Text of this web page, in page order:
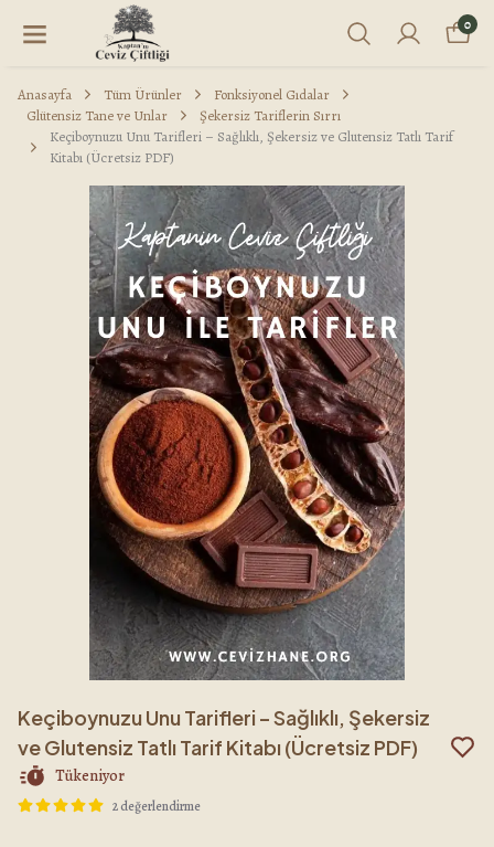
0
Anasayfa Tüm Ürünler
Fonksiyonel Gıdalar
Glütensiz Tane ve Unlar
Şekersiz Tariflerin Sırrı
Keçiboynuzu Unu Tarifleri – Sağlıklı, Şekersiz ve Glutensiz Tatlı Tarif
Kitabı (Ücretsiz PDF)
Keçiboynuzu Unu Tarifleri – Sağlıklı, Şekersiz
ve Glutensiz Tatlı Tarif Kitabı (Ücretsiz PDF)
Tükeniyor
2 değerlendirme